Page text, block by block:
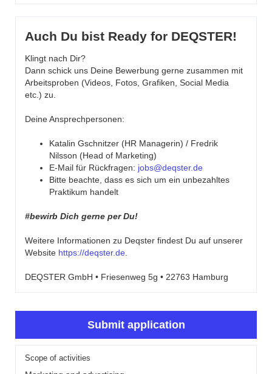
Auch Du bist Ready for DEQSTER!
Klingt nach Dir?
Dann schick uns Deine Bewerbung gerne zusammen mit
Arbeitsproben (Videos, Fotos, Grafiken, Social Media
etc.) zu.
Deine Ansprechpersonen:
Katalin Gschnitzer (HR Managerin) / Fredrik
Nilsson (Head of Marketing)
E-Mail für Rückfragen: jobs@deqster.de
Bitte beachte, dass es sich um ein unbezahltes
Praktikum handelt
#bewirb Dich gerne per Du!
Weitere Informationen zu Deqster findest Du auf unserer
Website https://deqster.de
DEQSTER GmbH • Friesenweg 5g • 22763 Hamburg
Submit application
Scope of activities